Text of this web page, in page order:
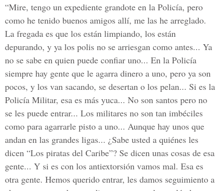
“Mire, tengo un expediente grandote en la Policía, pero
como he tenido buenos amigos allí, me las he arreglado.
La fregada es que los están limpiando, los están
depurando, y ya los polis no se arriesgan como antes... Ya
no se sabe en quien puede confiar uno... En la Policía
siempre hay gente que le agarra dinero a uno, pero ya son
pocos, y los van sacando, se desertan o los pelan... Si es la
Policía Militar, esa es más yuca... No son santos pero no
se les puede entrar... Los militares no son tan imbéciles
como para agarrarle pisto a uno... Aunque hay unos que
andan en las grandes ligas... ¿Sabe usted a quiénes les
dicen “Los piratas del Caribe”? Se dicen unas cosas de esa
gente... Y si es con los antiextorsión vamos mal. Esa es
otra gente. Hemos querido entrar, les damos seguimiento a